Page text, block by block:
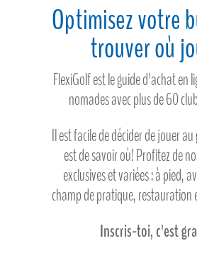
Optimisez votre
trouver où
FlexiGolf est le guide d'achat en
nomades avec plus de 60
Il est facile de décider de jouer
est de savoir où! Profitez de
exclusives et variées : à pied,
champ de pratique, restauration
Inscris-toi, c'est